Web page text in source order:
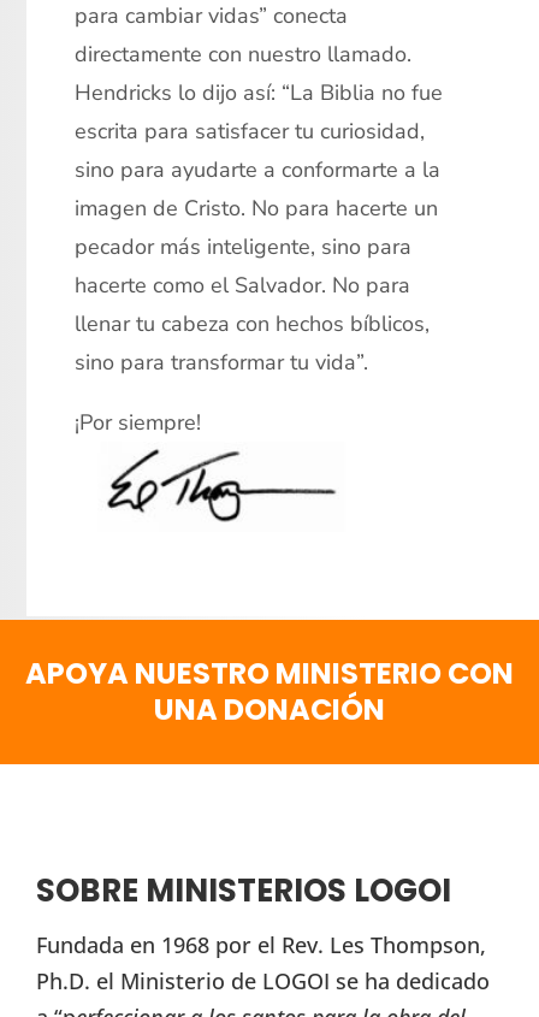
para cambiar vidas” conecta
directamente con nuestro llamado.
Hendricks lo dijo así: “La Biblia no fue
escrita para satisfacer tu curiosidad,
sino para ayudarte a conformarte a la
imagen de Cristo. No para hacerte un
pecador más inteligente, sino para
hacerte como el Salvador. No para
llenar tu cabeza con hechos bíblicos,
sino para transformar tu vida”.
¡Por siempre!
APOYA NUESTRO MINISTERIO CON
UNA DONACIÓN
SOBRE MINISTERIOS LOGOI
Fundada en 1968 por el Rev. Les Thompson,
Ph.D. el Ministerio de LOGOI se ha dedicado